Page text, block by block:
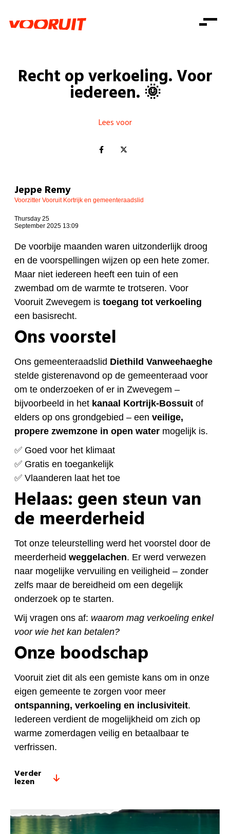
Zorg
Gelijke kansen
Welzijn
Consumentenbescherming
Kinderen en jongeren
Onze mensen
Standpunten
Vacatures
Doe mee
Doe mee
Word lid
Shop
Login
Recht op verkoeling. Voor
iedereen. 🌞
Lees voor
Jeppe Remy
Voorzitter Vooruit Kortrijk en gemeenteraadslid
Thursday 25
September 2025 13:09
De voorbije maanden waren uitzonderlijk droog
en de voorspellingen wijzen op een hete zomer.
Maar niet iedereen heeft een tuin of een
zwembad om de warmte te trotseren. Voor
Vooruit Zwevegem is toegang tot verkoeling
een basisrecht.
Ons voorstel
Ons gemeenteraadslid Diethild Vanweehaeghe
stelde gisterenavond op de gemeenteraad voor
om te onderzoeken of er in Zwevegem –
bijvoorbeeld in het kanaal Kortrijk-Bossuit of
elders op ons grondgebied – een veilige,
propere zwemzone in open water mogelijk is.
✅ Goed voor het klimaat
✅ Gratis en toegankelijk
✅ Vlaanderen laat het toe
Helaas: geen steun van
de meerderheid
Tot onze teleurstelling werd het voorstel door de
meerderheid weggelachen. Er werd verwezen
naar mogelijke vervuiling en veiligheid – zonder
zelfs maar de bereidheid om een degelijk
onderzoek op te starten.
Wij vragen ons af: waarom mag verkoeling enkel
voor wie het kan betalen?
Onze boodschap
Vooruit ziet dit als een gemiste kans om in onze
eigen gemeente te zorgen voor meer
ontspanning, verkoeling en inclusiviteit.
Iedereen verdient de mogelijkheid om zich op
warme zomerdagen veilig en betaalbaar te
verfrissen.
Verder
lezen